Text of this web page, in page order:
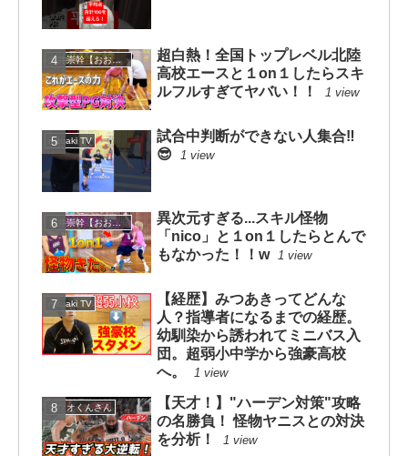
大井崇幹【おおいたかよし】
超白熱！全国トップレベル北陸
高校エースと１on１したらスキ
ルフルすぎてヤバい！！
1 view
mituaki TV
試合中判断ができない人集合‼️
😎
1 view
大井崇幹【おおいたかよし】
異次元すぎる...スキル怪物
「nico」と１on１したらとんで
もなかった！！w
1 view
mituaki TV
【経歴】みつあきってどんな
人？指導者になるまでの経歴。
幼馴染から誘われてミニバス入
団。超弱小中学から強豪高校
へ。
1 view
カツオくんさん
【天才！】"ハーデン対策"攻略
の名勝負！ 怪物ヤニスとの対決
を分析！
1 view